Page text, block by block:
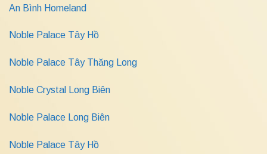
An Bình Homeland
Noble Palace Tây Hồ
Noble Palace Tây Thăng Long
Noble Crystal Long Biên
Noble Palace Long Biên
Noble Palace Tây Hồ